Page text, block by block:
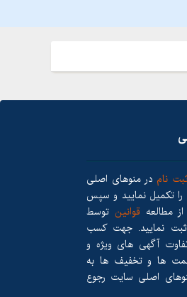
نام در منوهای اصلی
تکمیل نمایید و سپس
مطالعه قوانین توسط
ثبت نمایید. جهت کسب
آگهی های ویژه و
ها و تخفیف ها به
اصلی سایت رجوع